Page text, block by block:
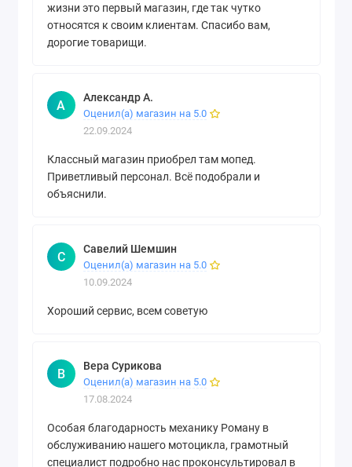
жизни это первый магазин, где так чутко
относятся к своим клиентам. Спасибо вам,
дорогие товарищи.
А Александр А.
Оценил(а) магазин на 5.0
22.09.2024
Классный магазин приобрел там мопед.
Приветливый персонал. Всё подобрали и
объяснили.
С Савелий Шемшин
Оценил(а) магазин на 5.0
10.09.2024
Хороший сервис, всем советую
В Вера Сурикова
Оценил(а) магазин на 5.0
17.08.2024
Особая благодарность механику Роману в
обслуживанию нашего мотоцикла, грамотный
специалист подробно нас проконсультировал в